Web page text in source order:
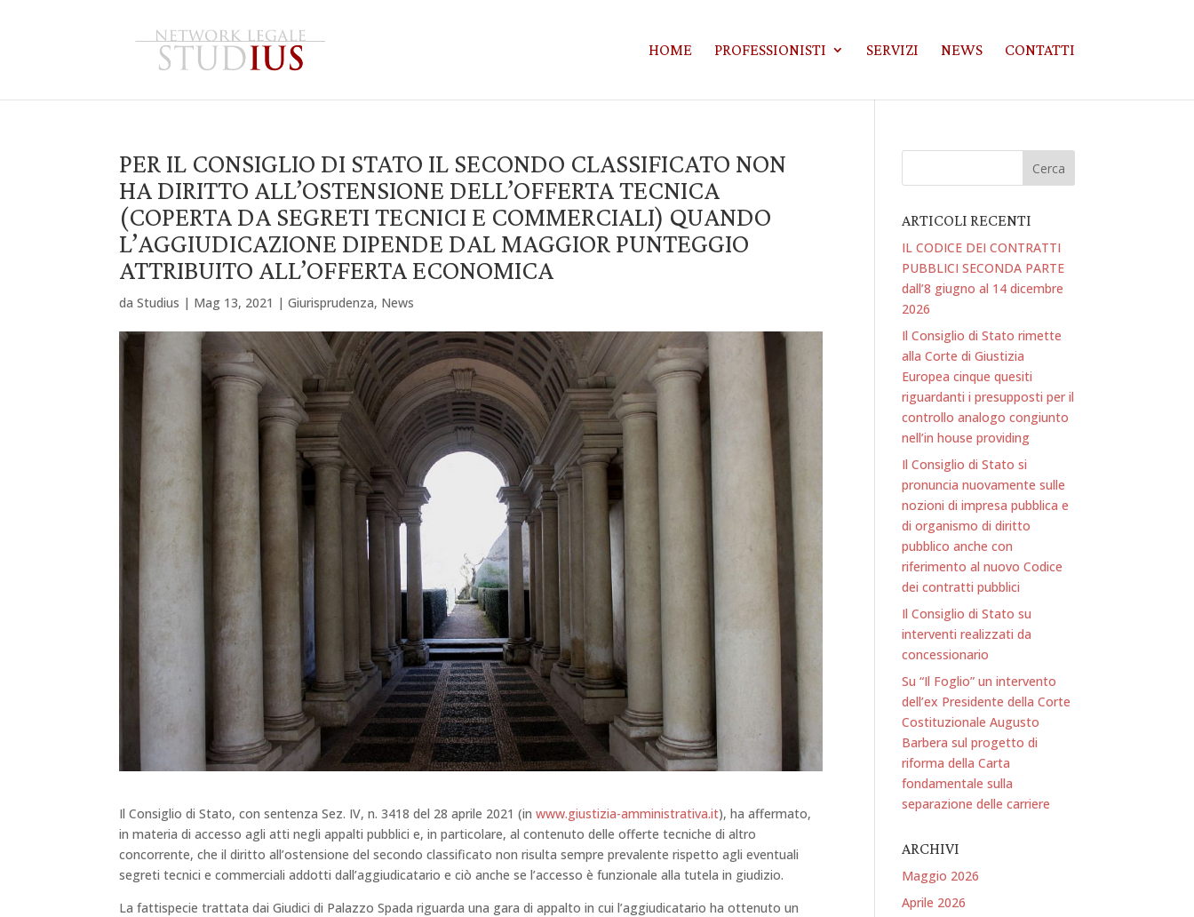
HOME PROFESSIONISTI SERVIZI NEWS CONTATTI
PER IL CONSIGLIO DI STATO IL SECONDO CLASSIFICATO NON
HA DIRITTO ALL’OSTENSIONE DELL’OFFERTA TECNICA
(COPERTA DA SEGRETI TECNICI E COMMERCIALI) QUANDO
L’AGGIUDICAZIONE DIPENDE DAL MAGGIOR PUNTEGGIO
ATTRIBUITO ALL’OFFERTA ECONOMICA
daStudius | Mag 13, 2021 |Giurisprudenza, News
Il Consiglio di Stato, con sentenza Sez. IV, n. 3418 del 28 aprile 2021 (inwww.giustizia-amministrativa.it), ha affermato,
in materia di accesso agli atti negli appalti pubblici e, in particolare, al contenuto delle offerte tecniche di altro
concorrente, che il diritto all’ostensione del secondo classificato non risulta sempre prevalente rispetto agli eventuali
segreti tecnici e commerciali addotti dall’aggiudicatario e ciò anche se l’accesso è funzionale alla tutela in giudizio.
La fattispecie trattata dai Giudici di Palazzo Spada riguarda una gara di appalto in cui l’aggiudicatario ha ottenuto un
ARTICOLI RECENTI
IL CODICE DEI CONTRATTI
PUBBLICI SECONDA PARTE
dall’8 giugno al 14 dicembre
2026
Il Consiglio di Stato rimette
alla Corte di Giustizia
Europea cinque quesiti
riguardanti i presupposti per il
controllo analogo congiunto
nell’in house providing
Il Consiglio di Stato si
pronuncia nuovamente sulle
nozioni di impresa pubblica e
di organismo di diritto
pubblico anche con
riferimento al nuovo Codice
dei contratti pubblici
Il Consiglio di Stato su
interventi realizzati da
concessionario
Su “Il Foglio” un intervento
dell’ex Presidente della Corte
Costituzionale Augusto
Barbera sul progetto di
riforma della Carta
fondamentale sulla
separazione delle carriere
ARCHIVI
Maggio 2026
Aprile 2026